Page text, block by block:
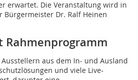
erwartet. Die Veranstaltung wird in
Bürgermeister Dr. Ralf Heinen
Rahmenprogramm
aus dem In- und Ausland
und viele Live-